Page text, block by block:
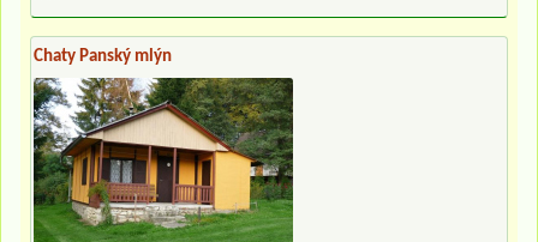
Chaty Panský mlýn